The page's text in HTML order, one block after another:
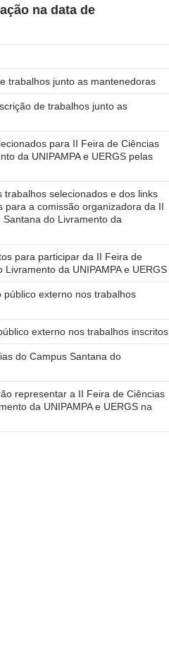
na data de
trabalhos junto as mantenedoras
de trabalhos junto as
para II Feira de Ciências
da UNIPAMPA e UERGS pelas
selecionados e dos links
a comissão organizadora da II
do Livramento da
para participar da II Feira de
da UNIPAMPA e UERGS
externo nos trabalhos
externo nos trabalhos inscritos
do Campus Santana do
representar a II Feira de Ciências
da UNIPAMPA e UERGS na